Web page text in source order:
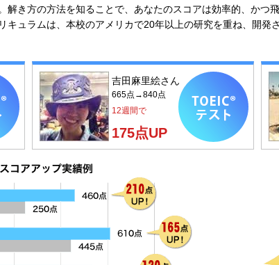
き方の方法を知ることで、あなたのスコアは効率的、かつ
キュラムは、本校のアメリカで20年以上の研究を重ね、開発
吉田麻里絵さん
665点→840点
12週間で
175点UP